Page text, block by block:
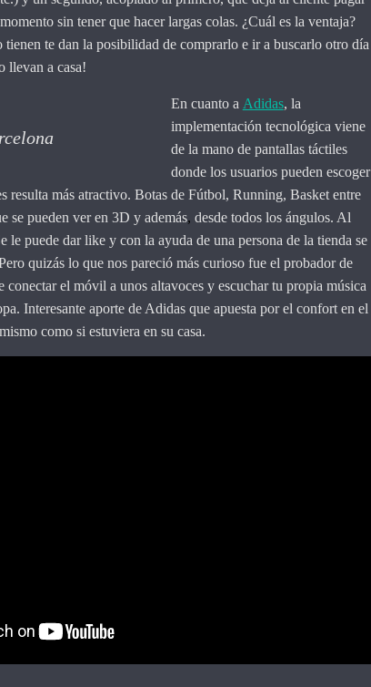
sin tener que hacer largas colas. ¿Cuál es la ventaja?
tienen te dan la posibilidad de comprarlo e ir a buscarlo otro día
llevan a casa!
En cuanto a Adidas, la
implementación tecnológica viene
de la mano de pantallas táctiles
donde los usuarios pueden escoger
resulta más atractivo. Botas de Fútbol, Running, Basket entre
se pueden ver en 3D y además, desde todos los ángulos. Al
le puede dar like y con la ayuda de una persona de la tienda se
quizás lo que nos pareció más curioso fue el probador de
conectar el móvil a unos altavoces y escuchar tu propia música
Interesante aporte de Adidas que apuesta por el confort en el
como si estuviera en su casa.